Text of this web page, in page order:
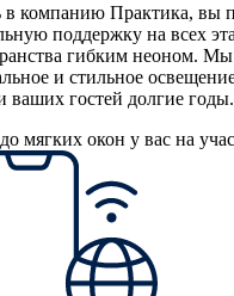
компанию Практика, вы
поддержку на всех
гибким неоном.
и стильное
ваших гостей долгие годы.
мягких окон у вас на